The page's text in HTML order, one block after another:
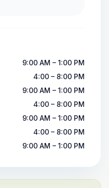
9:00 AM – 1:00 PM
4:00 – 8:00 PM
9:00 AM – 1:00 PM
4:00 – 8:00 PM
9:00 AM – 1:00 PM
4:00 – 8:00 PM
9:00 AM – 1:00 PM